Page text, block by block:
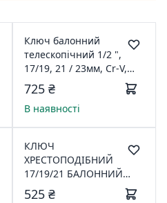
Ключ балонний
телескопічний 1/2 ",
17/19, 21 / 23мм, Cr-V,
чохол, STORM
INTERTOOL HT-1601
725 ₴
В наявності
КЛЮЧ
ХРЕСТОПОДІБНИЙ
17/19/21 БАЛОННИЙ
ЗМІЦНЕНИЙ
525 ₴